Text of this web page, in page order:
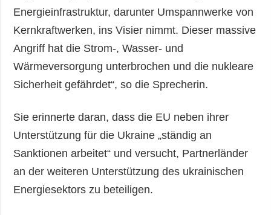
Energieinfrastruktur, darunter Umspannwerke von
Kernkraftwerken, ins Visier nimmt. Dieser massive
Angriff hat die Strom-, Wasser- und
Wärmeversorgung unterbrochen und die nukleare
Sicherheit gefährdet“, so die Sprecherin.
Sie erinnerte daran, dass die EU neben ihrer
Unterstützung für die Ukraine „ständig an
Sanktionen arbeitet“ und versucht, Partnerländer
an der weiteren Unterstützung des ukrainischen
Energiesektors zu beteiligen.